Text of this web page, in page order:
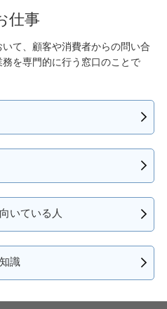
仕事
て、顧客や消費者からの問い合
を専門的に行う窓口のことで
いている人
識